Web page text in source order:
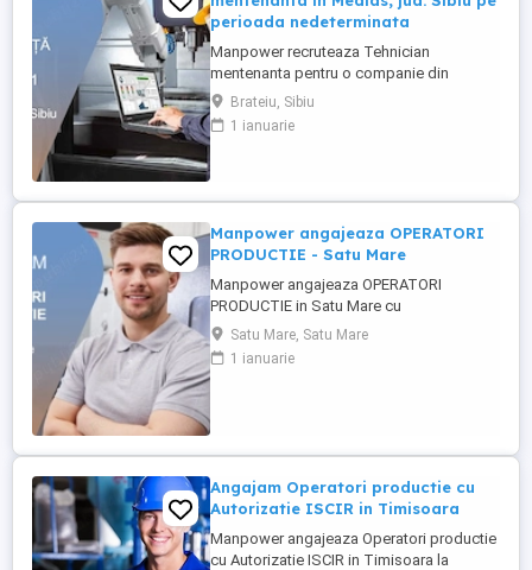
perioada nedeterminata
Manpower recruteaza Tehnician
mentenanta pentru o companie din
Medias unde principala activitate este
fabricarea de piese si accesorii pentru
autovehicule(se produc componente din
subansamble pentru industria auto).
Brateiu, Sibiu
1 ianuarie
Manpower angajeaza OPERATORI
PRODUCTIE - Satu Mare
Manpower angajeaza OPERATORI
PRODUCTIE in Satu Mare cu
disponibilitate la 3 schimburi - 0729 800
721 Responsabilitati principale: -
asamblarea componentelor electrice si
operarea ...
Satu Mare, Satu Mare
1 ianuarie
Angajam Operatori productie cu
Autorizatie ISCIR in Timisoara
Manpower angajeaza Operatori productie
cu Autorizatie ISCIR in Timisoara la